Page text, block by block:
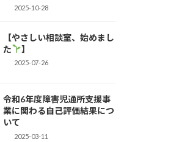
2025-10-28
【やさしい相談室、始めまし
た
】
2025-07-26
令和6年度障害児通所支援事
業に関わる自己評価結果につ
いて
2025-03-11